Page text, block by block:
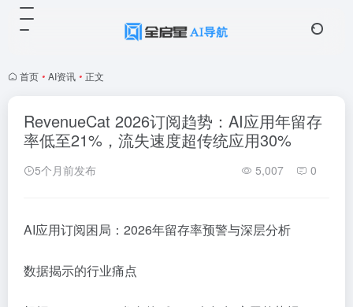
首页 • AI资讯 • 正文
RevenueCat 2026订阅趋势：AI应用年留存
率低至21%，流失速度超传统应用30%
5个月前发布 5,007 0
AI应用订阅困局：2026年留存率预警与深层分析
数据揭示的行业痛点